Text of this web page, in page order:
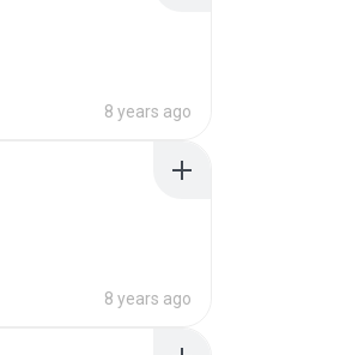
8 years ago
8 years ago